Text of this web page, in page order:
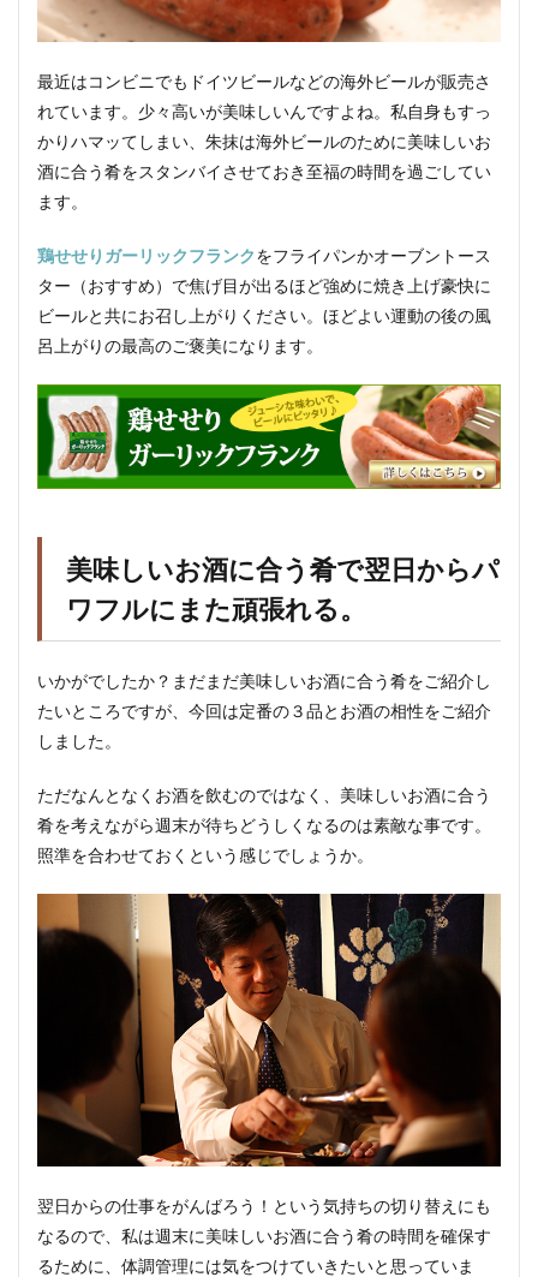
最近はコンビニでもドイツビールなどの海外ビールが販売さ
れています。少々高いが美味しいんですよね。私自身もすっ
かりハマッてしまい、朱抹は海外ビールのために美味しいお
酒に合う肴をスタンバイさせておき至福の時間を過ごしてい
ます。
鶏せせりガーリックフランクをフライパンかオーブントース
ター（おすすめ）で焦げ目が出るほど強めに焼き上げ豪快に
ビールと共にお召し上がりください。ほどよい運動の後の風
呂上がりの最高のご褒美になります。
美味しいお酒に合う肴で翌日からパ
ワフルにまた頑張れる。
いかがでしたか？まだまだ美味しいお酒に合う肴をご紹介し
たいところですが、今回は定番の３品とお酒の相性をご紹介
しました。
ただなんとなくお酒を飲むのではなく、美味しいお酒に合う
肴を考えながら週末が待ちどうしくなるのは素敵な事です。
照準を合わせておくという感じでしょうか。
翌日からの仕事をがんばろう！という気持ちの切り替えにも
なるので、私は週末に美味しいお酒に合う肴の時間を確保す
るために、体調管理には気をつけていきたいと思っていま